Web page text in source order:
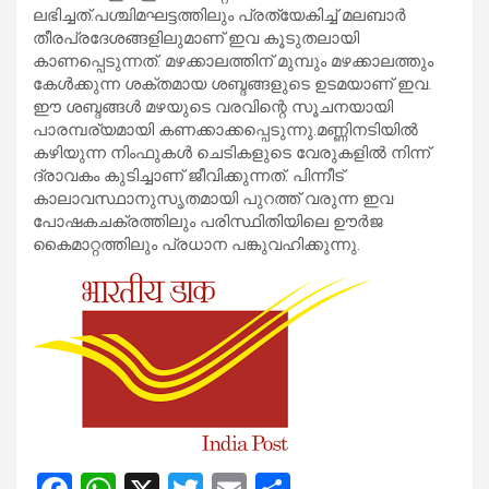
ലഭിച്ചത്.പശ്ചിമഘട്ടത്തിലും പ്രത്യേകിച്ച് മലബാർ
തീരപ്രദേശങ്ങളിലുമാണ് ഇവ കൂടുതലായി
കാണപ്പെടുന്നത്. മഴക്കാലത്തിന് മുമ്പും മഴക്കാലത്തും
കേൾക്കുന്ന ശക്തമായ ശബ്ദങ്ങളുടെ ഉടമയാണ് ഇവ.
ഈ ശബ്ദങ്ങൾ മഴയുടെ വരവിന്റെ സൂചനയായി
പാരമ്പര്യമായി കണക്കാക്കപ്പെടുന്നു.മണ്ണിനടിയിൽ
കഴിയുന്ന നിംഫുകൾ ചെടികളുടെ വേരുകളിൽ നിന്ന്
ദ്രാവകം കുടിച്ചാണ് ജീവിക്കുന്നത്. പിന്നീട്
കാലാവസ്ഥാനുസൃതമായി പുറത്ത് വരുന്ന ഇവ
പോഷകചക്രത്തിലും പരിസ്ഥിതിയിലെ ഊർജ
കൈമാറ്റത്തിലും പ്രധാന പങ്കുവഹിക്കുന്നു.